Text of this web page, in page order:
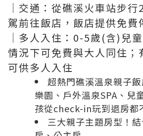
｜交通：從礁溪火車站步
駕前往飯店，飯店提供免費
｜多人入住：0-5歲(含)兒
情況下可免費與大人同住；
可供多人入住
超熱門礁溪溫泉親子
樂園、戶外溫泉SPA、兒
孩從check-in玩到退房都
三大親子主題房型！